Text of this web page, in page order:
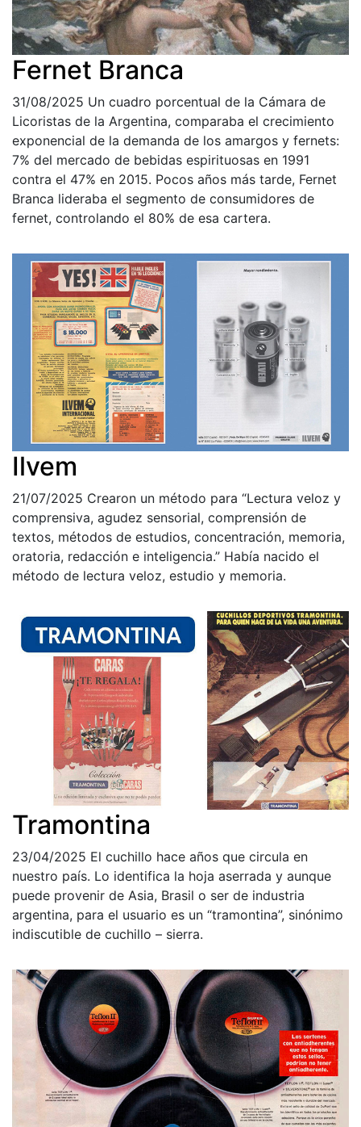
Fernet Branca
31/08/2025 Un cuadro porcentual de la Cámara de
Licoristas de la Argentina, comparaba el crecimiento
exponencial de la demanda de los amargos y fernets:
7% del mercado de bebidas espirituosas en 1991
contra el 47% en 2015. Pocos años más tarde, Fernet
Branca lideraba el segmento de consumidores de
fernet, controlando el 80% de esa cartera.
Ilvem
21/07/2025 Crearon un método para “Lectura veloz y
comprensiva, agudez sensorial, comprensión de
textos, métodos de estudios, concentración, memoria,
oratoria, redacción e inteligencia.” Había nacido el
método de lectura veloz, estudio y memoria.
Tramontina
23/04/2025 El cuchillo hace años que circula en
nuestro país. Lo identifica la hoja aserrada y aunque
puede provenir de Asia, Brasil o ser de industria
argentina, para el usuario es un “tramontina”, sinónimo
indiscutible de cuchillo – sierra.